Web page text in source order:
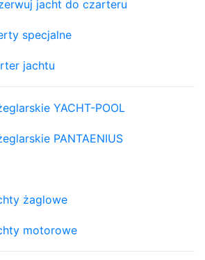
jacht do czarteru
specjalne
jachtu
YACHT-POOL
PANTAENIUS
żaglowe
motorowe